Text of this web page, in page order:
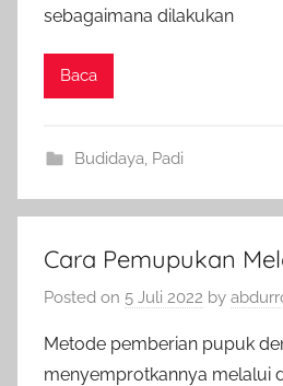
sebagaimana dilakukan
Baca
Budidaya Padi
Cara Pemupukan
Posted on 5 Juli 2022 by
Metode pemberian pupuk
menyemprotkannya melalui